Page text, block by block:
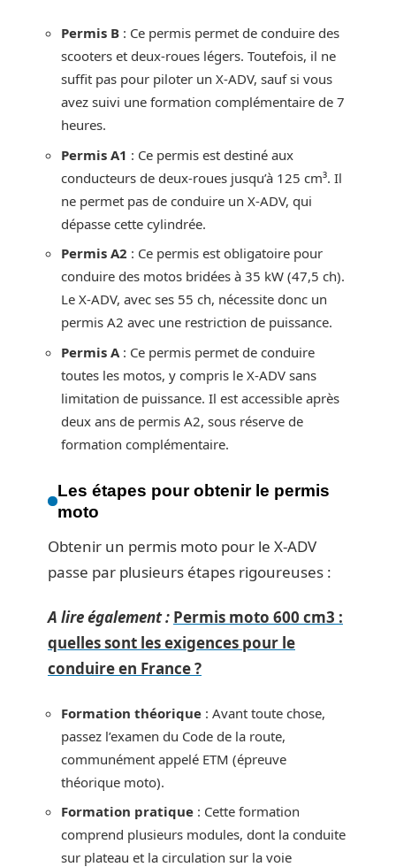
Permis B : Ce permis permet de conduire des
scooters et deux-roues légers. Toutefois, il ne
suffit pas pour piloter un X-ADV, sauf si vous
avez suivi une formation complémentaire de 7
heures.
Permis A1 : Ce permis est destiné aux
conducteurs de deux-roues jusqu’à 125 cm³. Il
ne permet pas de conduire un X-ADV, qui
dépasse cette cylindrée.
Permis A2 : Ce permis est obligatoire pour
conduire des motos bridées à 35 kW (47,5 ch).
Le X-ADV, avec ses 55 ch, nécessite donc un
permis A2 avec une restriction de puissance.
Permis A : Ce permis permet de conduire
toutes les motos, y compris le X-ADV sans
limitation de puissance. Il est accessible après
deux ans de permis A2, sous réserve de
formation complémentaire.
Les étapes pour obtenir le permis
moto
Obtenir un permis moto pour le X-ADV
passe par plusieurs étapes rigoureuses :
A lire également : Permis moto 600 cm3 :
quelles sont les exigences pour le
conduire en France ?
Formation théorique : Avant toute chose,
passez l’examen du Code de la route,
communément appelé ETM (épreuve
théorique moto).
Formation pratique : Cette formation
comprend plusieurs modules, dont la conduite
sur plateau et la circulation sur la voie